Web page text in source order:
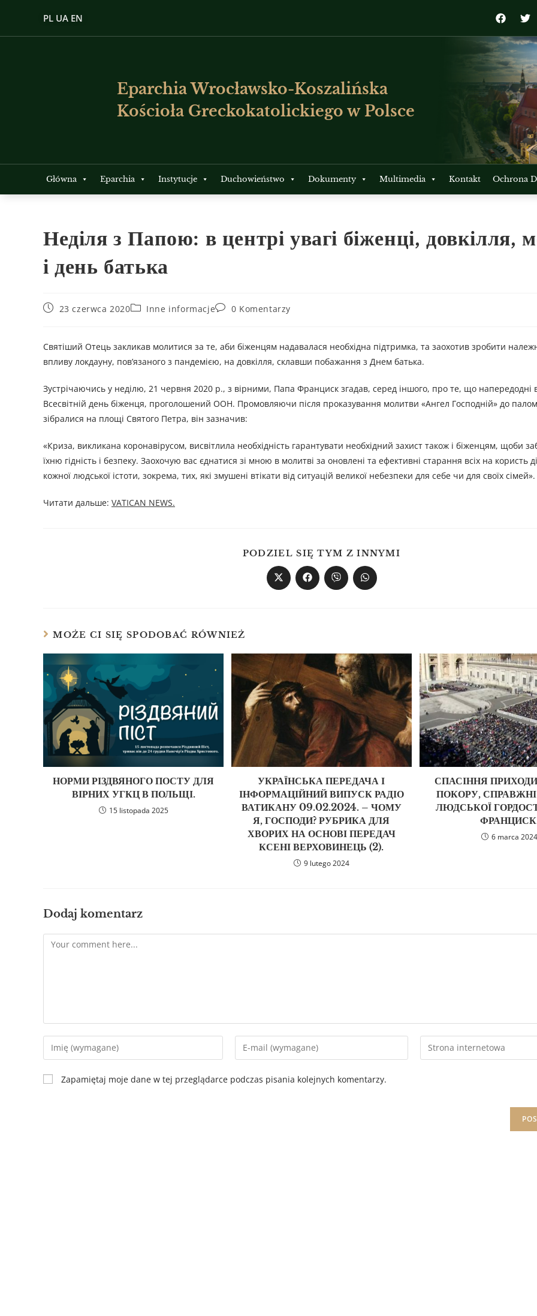
PL UA EN
Eparchia Wrocławsko-Koszalińska
Kościoła Greckokatolickiego w Polsce
Główna Eparchia Instytucje Duchowieństwo Dokumenty Multimedia Kontakt Ochrona
Неділя з Папою: в центрі увагі біженці, довкілля,
і день батька
23 czerwca 2020 Inne informacje 0 Komentarzy
Святіший Отець закликав молитися за те, аби біженцям надавалася необхідна підтримка, та заохотив зробити
впливу локдауну, пов’язаного з пандемією, на довкілля, склавши побажання з Днем батька.
Зустрічаючись у неділю, 21 червня 2020 р., з вірними, Папа Франциск згадав, серед іншого, про те, що напередодні
Всесвітній день біженця, проголошений ООН. Промовляючи після проказування молитви «Ангел Господній» до
зібралися на площі Святого Петра, він зазначив:
«Криза, викликана коронавірусом, висвітлила необхідність гарантувати необхідний захист також і біженцям, щоби
їхню гідність і безпеку. Заохочую вас єднатися зі мною в молитві за оновлені та ефективні старання всіх на користь
кожної людської істоти, зокрема, тих, які змушені втікати від ситуацій великої небезпеки для себе чи для своїх сімей».
Читати дальше: VATICAN NEWS.
PODZIEL SIĘ TYM Z INNYMI
MOŻE CI SIĘ SPODOBAĆ RÓWNIEŻ
НОРМИ РІЗДВЯНОГО ПОСТУ ДЛЯ
ВІРНИХ УГКЦ В ПОЛЬЩІ.
15 listopada 2025
УКРАЇНСЬКА ПЕРЕДАЧА І
ІНФОРМАЦІЙНИЙ ВИПУСК РАДІО
ВАТИКАНУ 09.02.2024. – ЧОМУ
Я, ГОСПОДИ? РУБРИКА ДЛЯ
ХВОРИХ НА ОСНОВІ ПЕРЕДАЧ
КСЕНІ ВЕРХОВИНЕЦЬ (2).
9 lutego 2024
СПАСІННЯ
ПОКОРУ, СПРАВЖНІ
ЛЮДСЬКОЇ
6 marca 2024
Dodaj komentarz
Zapamiętaj moje dane w tej przeglądarce podczas pisania kolejnych komentarzy.